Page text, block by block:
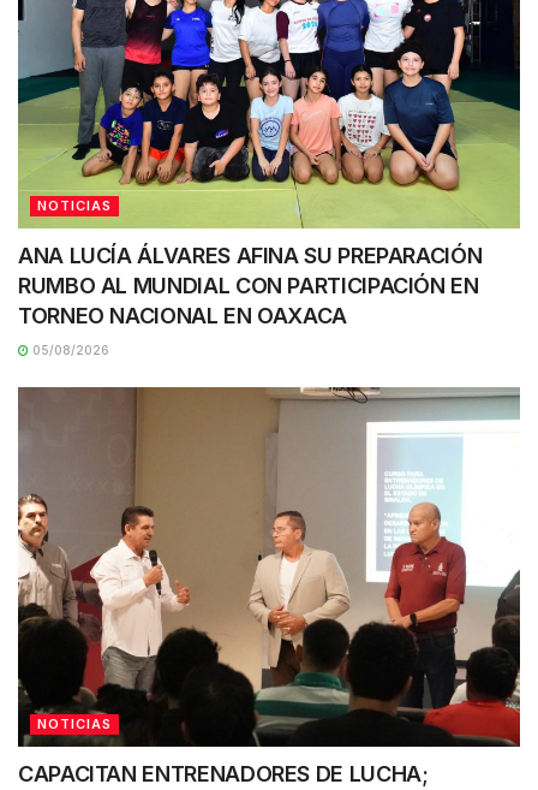
NOTICIAS
ANA LUCÍA ÁLVARES AFINA SU PREPARACIÓN
RUMBO AL MUNDIAL CON PARTICIPACIÓN EN
TORNEO NACIONAL EN OAXACA
05/08/2026
NOTICIAS
CAPACITAN ENTRENADORES DE LUCHA;